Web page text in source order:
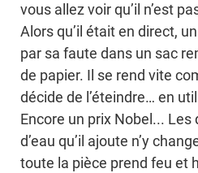
vous allez voir qu’il n’est
Alors qu’il était en direct,
par sa faute dans un sac
de papier. Il se rend vite
décide de l’éteindre… en
Encore un prix Nobel...
d’eau qu’il ajoute n’y
toute la pièce prend feu et